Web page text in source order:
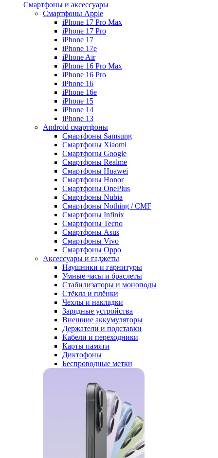
Смартфоны и аксессуары
Смартфоны Apple
iPhone 17 Pro Max
iPhone 17 Pro
iPhone 17
iPhone 17e
iPhone Air
iPhone 16 Pro Max
iPhone 16 Pro
iPhone 16
iPhone 16e
iPhone 15
iPhone 14
iPhone 13
Android cмартфоны
Смартфоны Samsung
Смартфоны Xiaomi
Смартфоны Google
Смартфоны Realme
Смартфоны Huawei
Смартфоны Honor
Смартфоны OnePlus
Смартфоны Nubia
Смартфоны Nothing / CMF
Смартфоны Infinix
Смартфоны Tecno
Смартфоны Asus
Смартфоны Vivo
Смартфоны Oppo
Аксессуары и гаджеты
Наушники и гарнитуры
Умные часы и браслеты
Стабилизаторы и моноподы
Стёкла и плёнки
Чехлы и накладки
Зарядные устройства
Внешние аккумуляторы
Держатели и подставки
Кабели и переходники
Карты памяти
Диктофоны
Беспроводные метки